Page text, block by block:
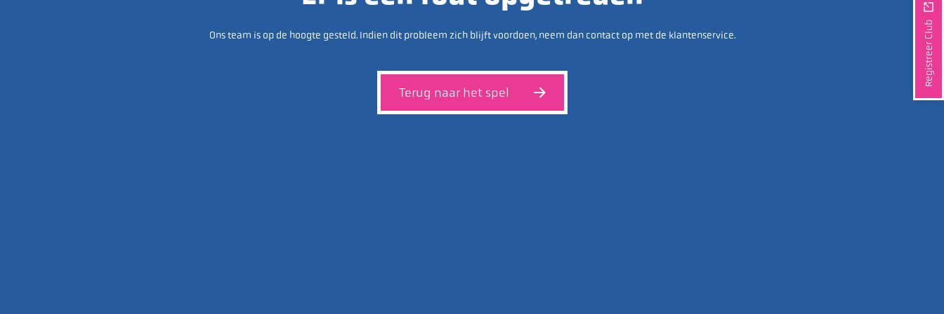
Ons team is op de hoogte gesteld. Indien dit probleem zich blijft voordoen, neem dan contact op met de klantenservice.
Terug naar het spel
Registreer Club